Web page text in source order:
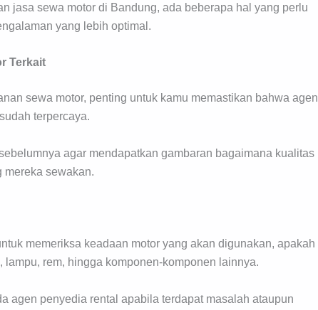
jasa sewa motor di Bandung, ada beberapa hal yang perlu
yang lebih optimal.
Terkait
sewa motor, penting untuk kamu memastikan bahwa agen
terpercaya.
agar mendapatkan gambaran bagaimana kualitas
mereka sewakan.
memeriksa keadaan motor yang akan digunakan, apakah
rem, hingga komponen-komponen lainnya.
agen penyedia rental apabila terdapat masalah ataupun